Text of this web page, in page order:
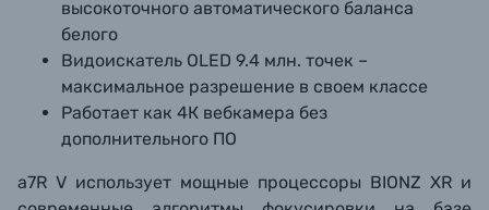
высокоточного автоматического баланса
белого
Видоискатель OLED 9.4 млн. точек –
максимальное разрешение в своем классе
Работает как 4К вебкамера без
дополнительного ПО
a7R V использует мощные процессоры BIONZ XR и